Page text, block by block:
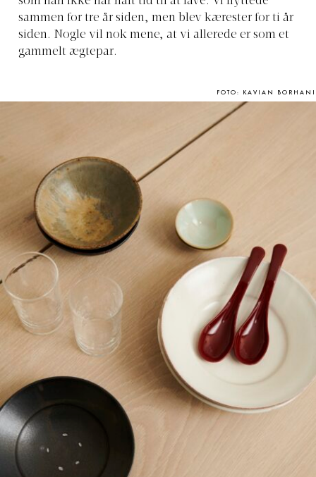
sammen for tre år siden, men blev kærester for ti år
siden. Nogle vil nok mene, at vi allerede er som et
gammelt ægtepar.
FOTO: KAVIAN BORHANI